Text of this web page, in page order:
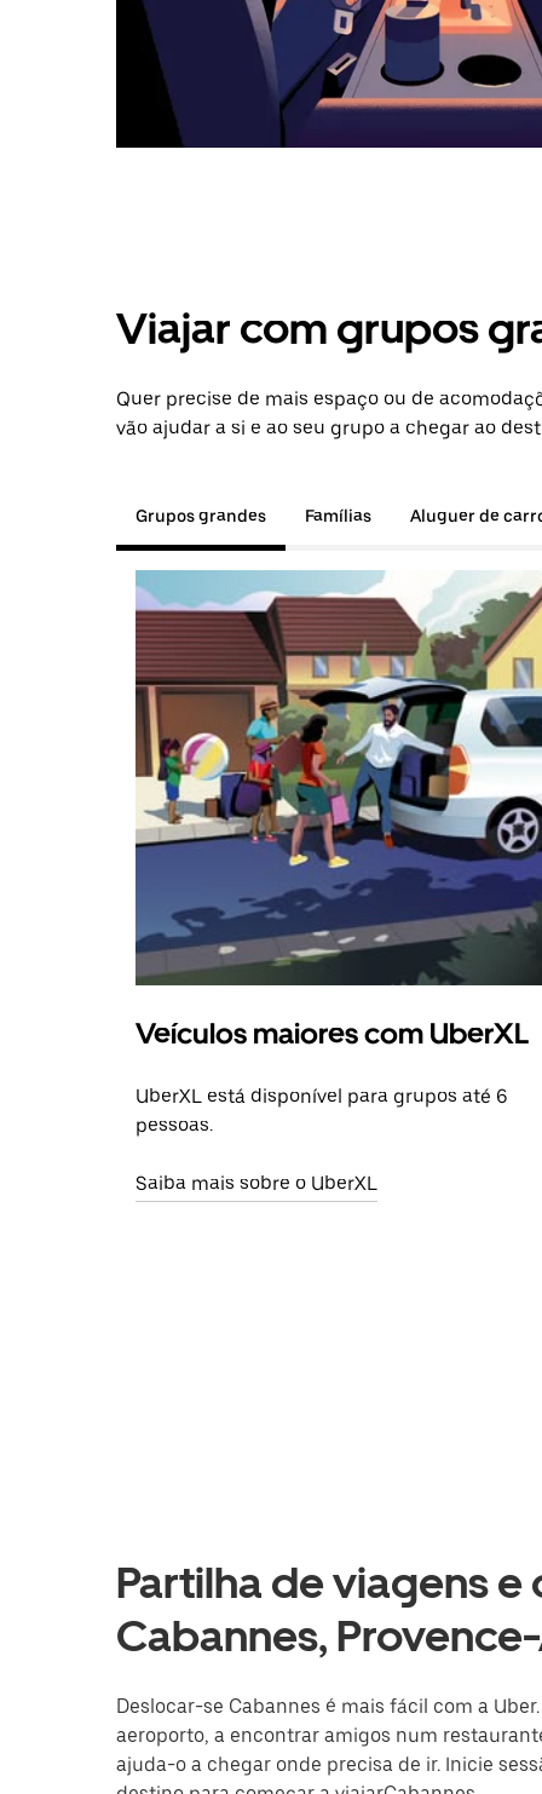
Viajar com grupos
Quer precise de mais espaço ou de
vão ajudar a si e ao seu grupo a chegar ao
Grupos grandes Famílias Aluguer de
Veículos maiores com UberXL
UberXL está disponível para grupos até 6
pessoas.
Saiba mais sobre o UberXL
Partilha de viagens
Cabannes,
Deslocar-se Cabannes é mais fácil com a
aeroporto, a encontrar amigos num
ajuda-o a chegar onde precisa de ir. Inicie